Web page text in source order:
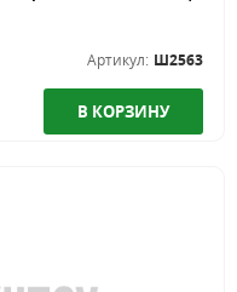
Артикул: Ш2563